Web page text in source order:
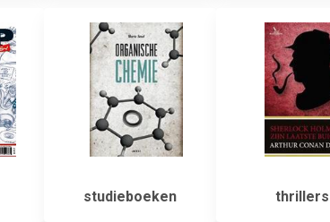
studieboeken thrillers